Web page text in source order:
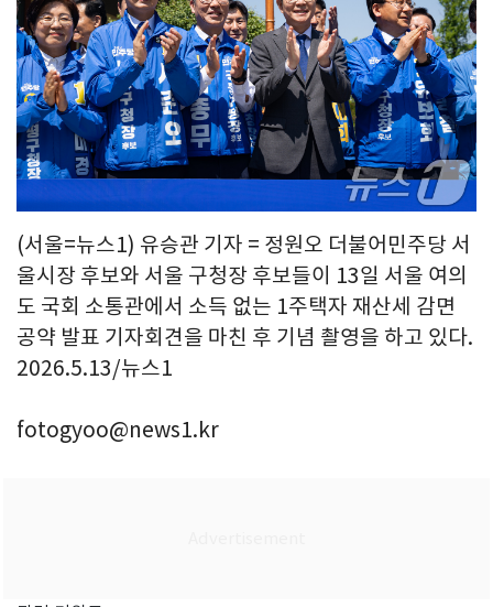
(서울=뉴스1) 유승관 기자 = 정원오 더불어민주당 서
울시장 후보와 서울 구청장 후보들이 13일 서울 여의
도 국회 소통관에서 소득 없는 1주택자 재산세 감면
공약 발표 기자회견을 마친 후 기념 촬영을 하고 있다.
2026.5.13/뉴스1
fotogyoo@news1.kr